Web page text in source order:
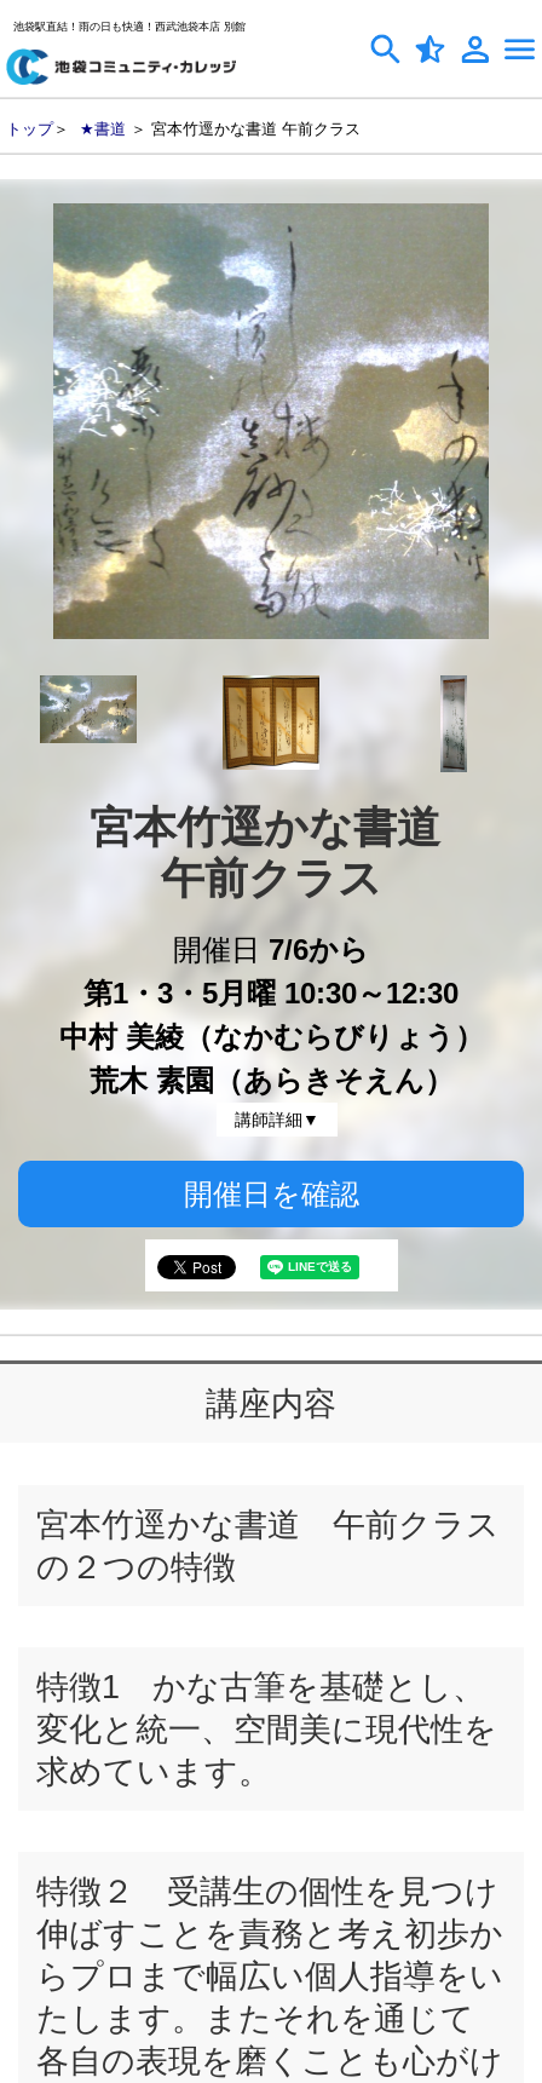
池袋駅直結！雨の日も快適！西武池袋本店 別館
トップ＞ ★書道 ＞ 宮本竹逕かな書道 午前クラス
宮本竹逕かな書道
午前クラス
開催日 7/6から
第1・3・5月曜 10:30～12:30
中村 美綾（なかむらびりょう）
荒木 素園（あらきそえん）
講師詳細▼
開催日を確認
講座内容
宮本竹逕かな書道 午前クラス
の２つの特徴
特徴1 かな古筆を基礎とし、
変化と統一、空間美に現代性を
求めています。
特徴２ 受講生の個性を見つけ
伸ばすことを責務と考え初歩か
らプロまで幅広い個人指導をい
たします。またそれを通じて
各自の表現を磨くことも心がけ